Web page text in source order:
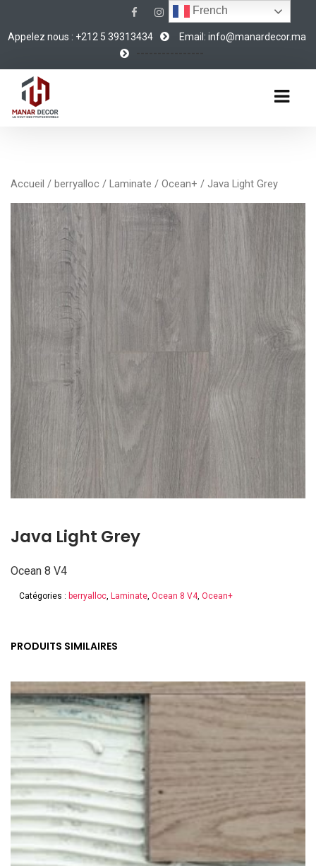
Appelez nous : +212 5 39313434 Email: info@manardecor.ma
Accueil / berryalloc / Laminate / Ocean+ / Java Light Grey
Java Light Grey
Ocean 8 V4
Catégories : berryalloc Laminate Ocean 8 V4, Ocean+
PRODUITS SIMILAIRES
French